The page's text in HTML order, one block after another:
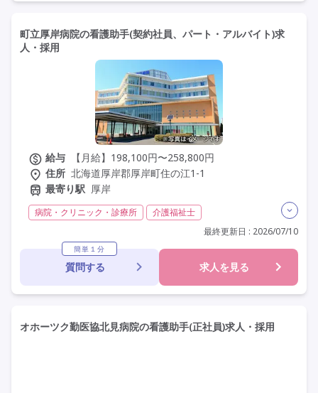
町立厚岸病院の看護助手(契約社員、パート・アルバイト)求
人・採用
給与
【月給】198,100円〜258,800円
住所 北海道厚岸郡厚岸町住の江1-1
最寄り駅 厚岸
病院・クリニック・診療所
介護福祉士
初任者研修(ヘルパー2級)
社会福祉士
その他 夜勤専従
残業月20時間以内
残業ほぼなし
常勤 非常勤
社会保険完備
年間休日110日以上
学歴不問
最終更新日 : 2026/07/10
簡単１分
質問する 求人を見る
オホーツク勤医協北見病院の看護助手(正社員)求人・採用